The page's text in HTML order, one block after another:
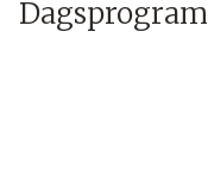
Dagsprogram